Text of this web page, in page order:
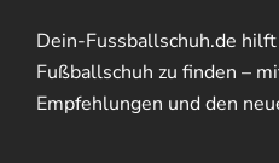
Die
Optionen
können
Dein-Fussballschuh.de
Fußballschuh zu finden –
Empfehlungen und den